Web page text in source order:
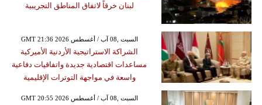
لبنان خرقاً لاتفاق المناطق التجريبية
GMT 21:36 2026 السبت ,08 آب / أغسطس
الشراكة الاستراتيجية الأردنية الأميركية
مساعدات اقتصادية جديدة واتفاقيات دفاعية
واسعة في مواجهة التوترات الإقليمية
GMT 20:55 2026 السبت ,08 آب / أغسطس